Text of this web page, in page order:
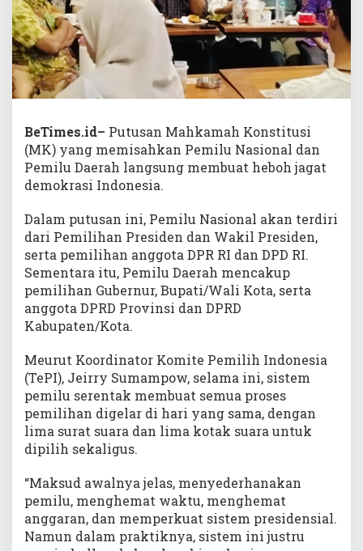
BeTimes.id– Putusan Mahkamah Konstitusi
(MK) yang memisahkan Pemilu Nasional dan
Pemilu Daerah langsung membuat heboh jagat
demokrasi Indonesia.
Dalam putusan ini, Pemilu Nasional akan terdiri
dari Pemilihan Presiden dan Wakil Presiden,
serta pemilihan anggota DPR RI dan DPD RI.
Sementara itu, Pemilu Daerah mencakup
pemilihan Gubernur, Bupati/Wali Kota, serta
anggota DPRD Provinsi dan DPRD
Kabupaten/Kota.
Meurut Koordinator Komite Pemilih Indonesia
(TePI), Jeirry Sumampow, selama ini, sistem
pemilu serentak membuat semua proses
pemilihan digelar di hari yang sama, dengan
lima surat suara dan lima kotak suara untuk
dipilih sekaligus.
“Maksud awalnya jelas, menyederhanakan
pemilu, menghemat waktu, menghemat
anggaran, dan memperkuat sistem presidensial.
Namun dalam praktiknya, sistem ini justru